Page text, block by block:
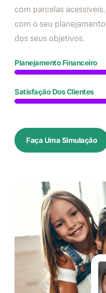
com parcelas
com o seu
dos seus objetivos.
Planejamento Financeiro
Satisfação Dos Clientes
Faça Uma Simulação